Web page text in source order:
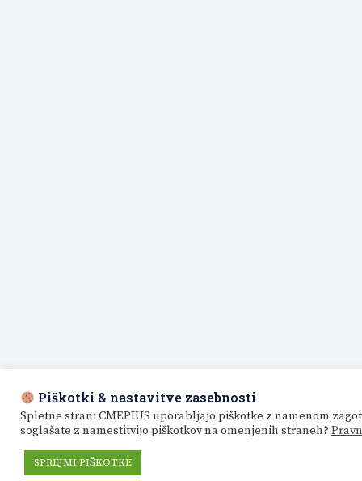
Piškotki & nastavitve zasebnosti
Spletne strani CMEPIUS uporabljajo piškotke z namenom
soglašate z namestitvijo piškotkov na omenjenih straneh?
SPREJMI PIŠKOTKE